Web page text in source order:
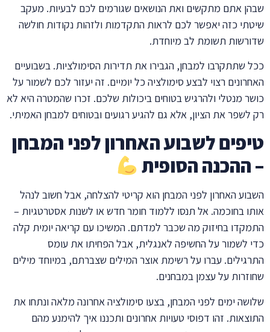
שבהן אתם מתקשים ואת הנושאים שגורמים לכם לבעיות. מעקב
שיטתי כזה יאפשר לכם לראות התקדמות ולזהות נקודות חולשה
שדורשות תשומת לב מיוחדת.
ככל שתתקרבו למבחן, הגבירו את תדירות הסימולציות. בשבועיים
האחרונים רצוי לבצע סימולציה כל יומיים. זה יעזור לכם לשמור על
כושר מנטלי ולהרגיש בטוחים ביכולות שלכם. זכרו שהמטרה היא לא
רק לשפר את הציון, אלא גם להגיע רגועים ובטוחים למבחן האמיתי.
טיפים לשבוע האחרון לפני המבחן
– ההכנה הסופית
השבוע האחרון לפני המבחן הוא קריטי להצלחה, אבל חשוב לנהל
אותו בחוכמה. אל תנסו ללמוד חומר חדש או לשנות אסטרטגיות –
התמקדו בחיזוק מה שכבר למדתם. המשיכו עם קריאה יומית קלה
כדי לשמור על החשיפה לאנגלית, אבל הפחיתו את עומס
התרגילים. עברו על רשימת אוצר המילים שצברתם, במיוחד מילים
שחוזרות על עצמן במבחנים.
שלושה ימים לפני המבחן, בצעו סימולציה אחרונה מלאה ונתחו את
התוצאות. זהו דפוסי טעויות אחרונים ותכננו איך להימנע מהם